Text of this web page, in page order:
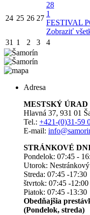
24 25 26 27
28
1
FESTIVAL
Zobraziť
31 1 2 3 4
Adresa
MESTSKÝ ÚRAD
Hlavná 37, 931 01
Tel.: +421-(0)31-59
E-mail:
STRÁNKOVÉ
Pondelok: 07:45 -
Utorok: Nestránkový
Streda: 07:45 -17:30
štvrtok: 07:45 -12:00
Piatok: 07:45 -13:30
Obedňajšia
(Pondelok, streda)